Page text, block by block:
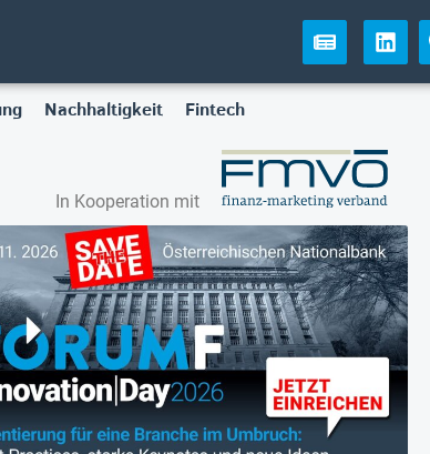
Nachhaltigkeit Fintech
In Kooperation mit